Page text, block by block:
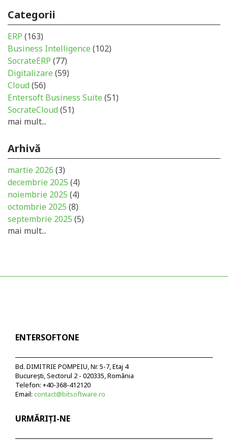
Categorii
ERP (163)
Business Intelligence (102)
SocrateERP (77)
Digitalizare (59)
Cloud (56)
Entersoft Business Suite (51)
SocrateCloud (51)
mai mult...
Arhivă
martie 2026 (3)
decembrie 2025 (4)
noiembrie 2025 (4)
octombrie 2025 (8)
septembrie 2025 (5)
mai mult...
ENTERSOFTONE
Bd. DIMITRIE POMPEIU, Nr. 5-7, Etaj 4
București, Sectorul 2 - 020335, România
Telefon: +40-368-412120
Email: contact@bitsoftware.ro
URMĂRIȚI-NE